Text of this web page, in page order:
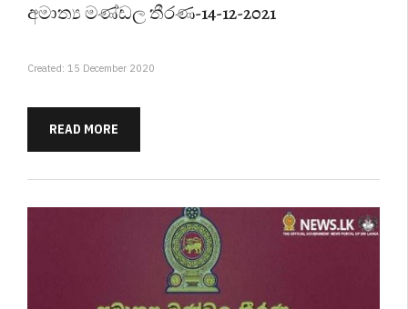
අමාත්‍ය මණ්ඩල තීරණ-14-12-2021
Created: 15 December 2020
READ MORE